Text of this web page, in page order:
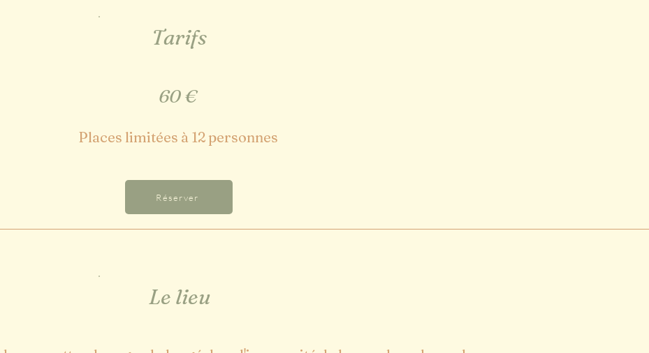
Tarifs
60 €
Places limitées à 12 personnes
Réserver
Le lieu